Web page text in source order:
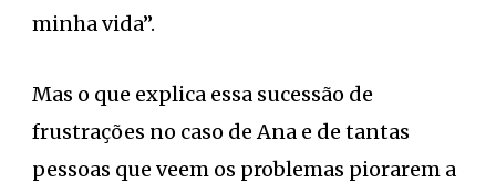
minha vida”.
Mas o que explica essa sucessão de
frustrações no caso de Ana e de tantas
pessoas que veem os problemas piorarem a